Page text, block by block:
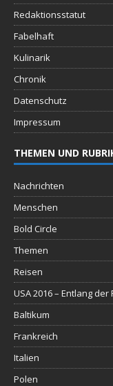
Redaktionsstatut
Fabelhaft
Kulinarik
Chronik
Datenschutz
Impressum
THEMEN UND
Nachrichten
Menschen
Bold Circle
Themen
Reisen
USA 2016 – Entlang
Baltikum
Frankreich
Italien
Polen